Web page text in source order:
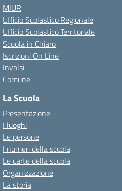
MIUR
Ufficio Scolastico Regionale
Ufficio Scolastico Territoriale
Scuola in Chiaro
Iscrizioni On Line
Invalsi
Comune
La Scuola
Presentazione
I luoghi
Le persone
I numeri della scuola
Le carte della scuola
Organizzazione
La storia